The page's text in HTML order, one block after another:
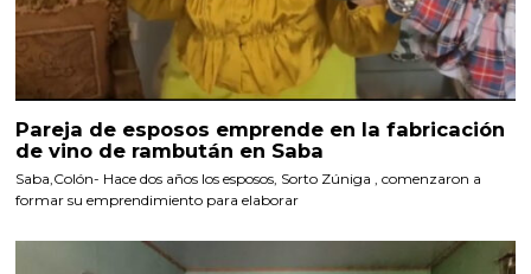
Pareja de esposos emprende en la fabricación
de vino de rambután en Saba
Saba,Colón- Hace dos años los esposos, Sorto Zúniga , comenzaron a
formar su emprendimiento para elaborar